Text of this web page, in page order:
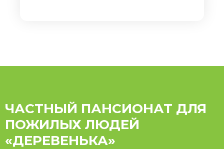
ЧАСТНЫЙ ПАНСИОНАТ ДЛЯ
ПОЖИЛЫХ ЛЮДЕЙ
«ДЕРЕВЕНЬКА»